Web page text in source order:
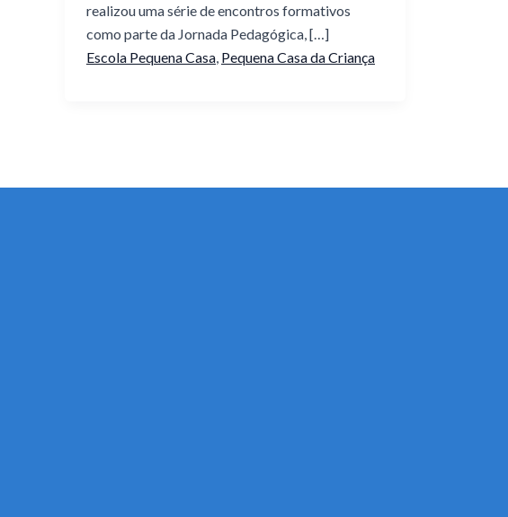
realizou uma série de encontros formativos
como parte da Jornada Pedagógica, […]
Escola Pequena Casa Pequena Casa da Criança